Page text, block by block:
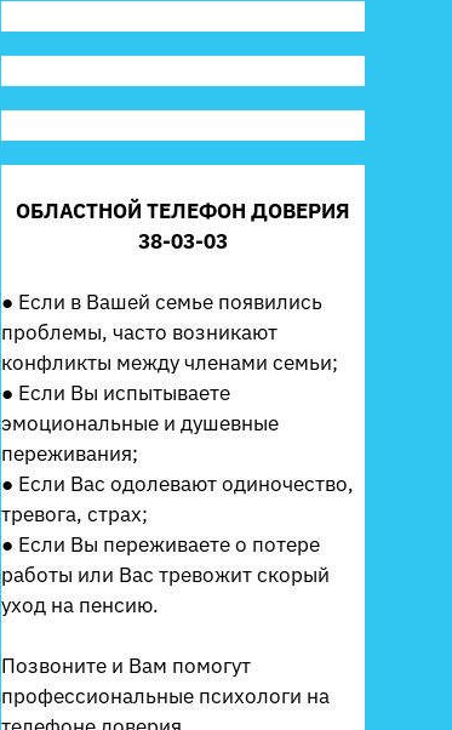
ОБЛАСТНОЙ ТЕЛЕФОН ДОВЕРИЯ
38-03-03
● Если в Вашей семье появились
проблемы, часто возникают
конфликты между членами семьи;
● Если Вы испытываете
эмоциональные и душевные
переживания;
● Если Вас одолевают одиночество,
тревога, страх;
● Если Вы переживаете о потере
работы или Вас тревожит скорый
уход на пенсию.
Позвоните и Вам помогут
профессиональные психологи на